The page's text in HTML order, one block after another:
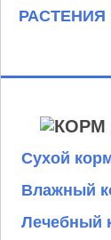
РАСТЕНИЯ
Сухой
Влажный
Лечебный